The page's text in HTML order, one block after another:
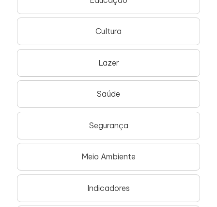
Cultura
Lazer
Saúde
Segurança
Meio Ambiente
Indicadores